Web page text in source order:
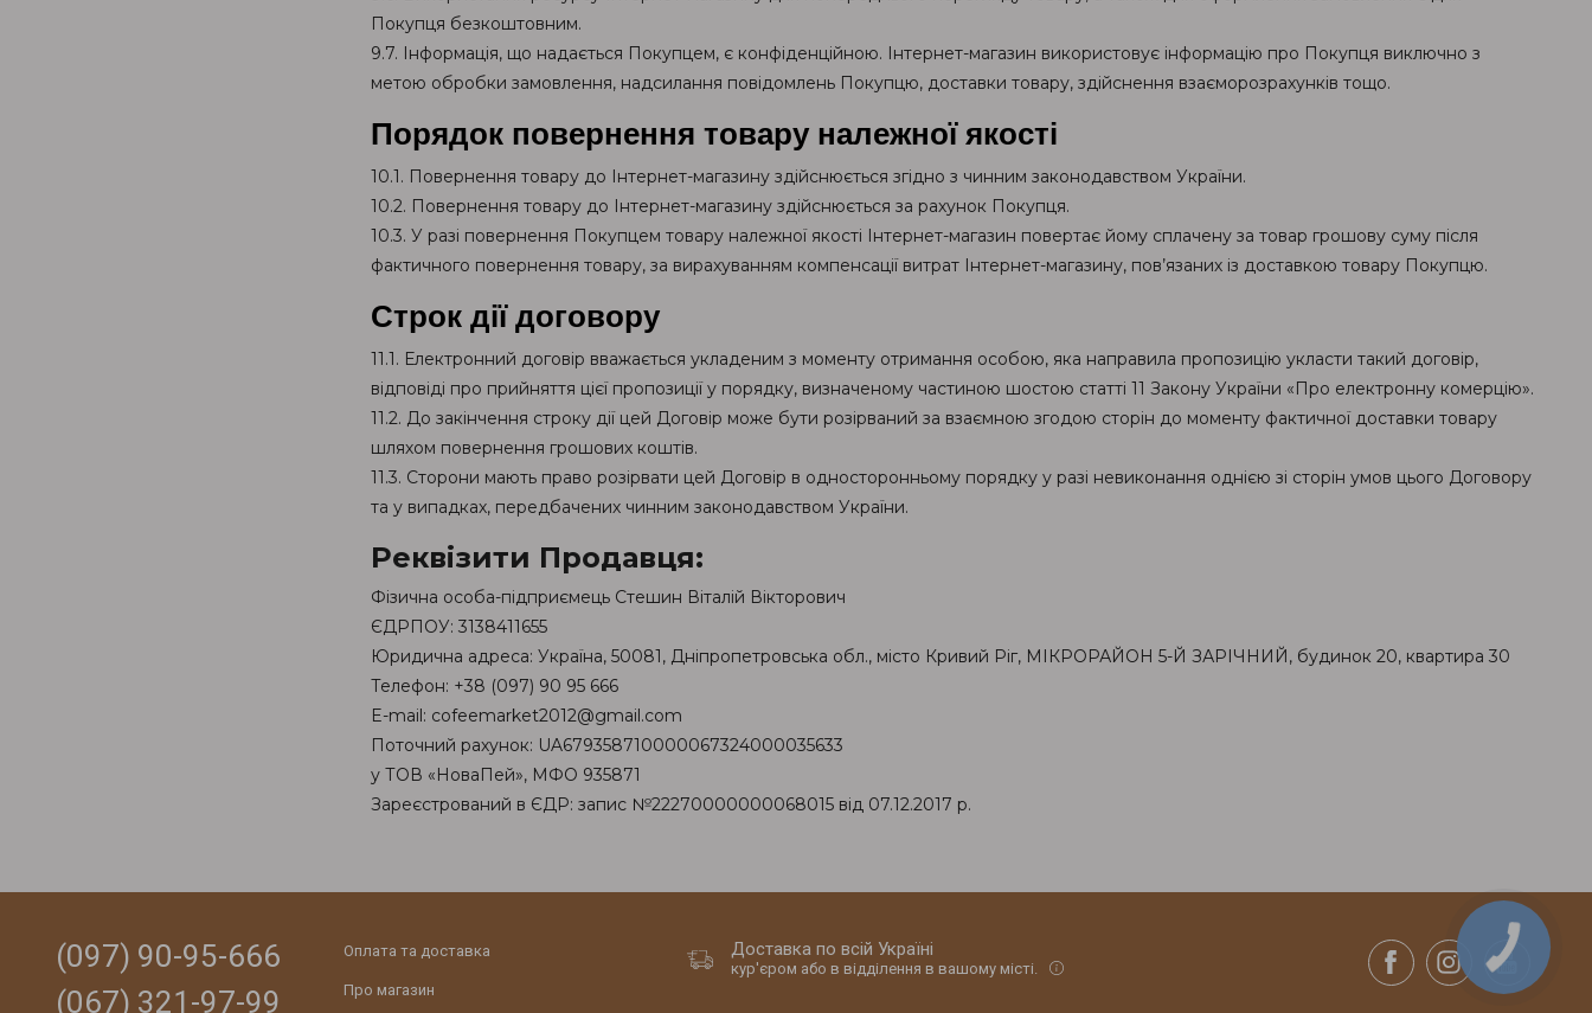
Покупця безкоштовним.
9.7. Інформація, що надається Покупцем, є конфіденційною. Інтернет-магазин використовує інформацію про Покупця виключно з
метою обробки замовлення, надсилання повідомлень Покупцю, доставки товару, здійснення взаєморозрахунків тощо.
Порядок повернення товару належної якості
10.1. Повернення товару до Інтернет-магазину здійснюється згідно з чинним законодавством України.
10.2. Повернення товару до Інтернет-магазину здійснюється за рахунок Покупця.
10.3. У разі повернення Покупцем товару належної якості Інтернет-магазин повертає йому сплачену за товар грошову суму після
фактичного повернення товару, за вирахуванням компенсації витрат Інтернет-магазину, пов’язаних із доставкою товару Покупцю.
Строк дії договору
11.1. Електронний договір вважається укладеним з моменту отримання особою, яка направила пропозицію укласти такий договір,
відповіді про прийняття цієї пропозиції у порядку, визначеному частиною шостою статті 11 Закону України «Про електронну комерцію».
11.2. До закінчення строку дії цей Договір може бути розірваний за взаємною згодою сторін до моменту фактичної доставки товару
шляхом повернення грошових коштів.
11.3. Сторони мають право розірвати цей Договір в односторонньому порядку у разі невиконання однією зі сторін умов цього Договору
та у випадках, передбачених чинним законодавством України.
Реквізити Продавця:
Фізична особа-підприємець Стешин Віталій Вікторович
ЄДРПОУ: 3138411655
Юридична адреса: Україна, 50081, Дніпропетровська обл., місто Кривий Ріг, МІКРОРАЙОН 5-Й ЗАРІЧНИЙ, будинок 20, квартира 30
Телефон: +38 (097) 90 95 666
E-mail: cofeemarket2012@gmail.com
Поточний рахунок: UA679358710000067324000035633
у ТОВ «НоваПей», МФО 935871
Зареєстрований в ЄДР: запис №22270000000068015 від 07.12.2017 р.
(097) 90-95-666
(067) 321-97-99
Оплата та доставка
Про магазин
Доставка по всій Україні
кур'єром або в відділення в вашому місті.